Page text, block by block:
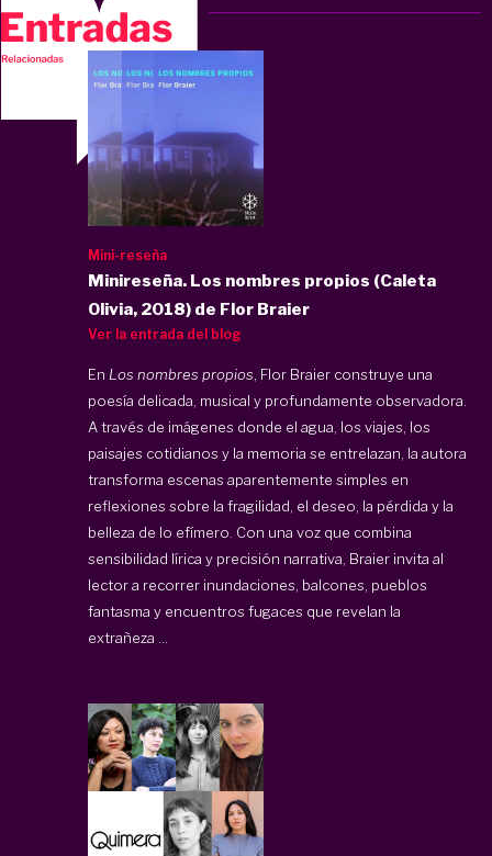
Mini-reseña
Minireseña. Los nombres propios (Caleta
Olivia, 2018) de Flor Braier
Ver la entrada del blog
En Los nombres propios, Flor Braier construye una
poesía delicada, musical y profundamente observadora.
A través de imágenes donde el agua, los viajes, los
paisajes cotidianos y la memoria se entrelazan, la autora
transforma escenas aparentemente simples en
reflexiones sobre la fragilidad, el deseo, la pérdida y la
belleza de lo efímero. Con una voz que combina
sensibilidad lírica y precisión narrativa, Braier invita al
lector a recorrer inundaciones, balcones, pueblos
fantasma y encuentros fugaces que revelan la
extrañeza ...